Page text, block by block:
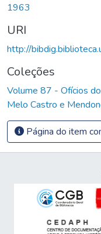
1963
URI
http://
Coleções
Volume 87 - Ofícios
Melo Castro e
Página do item